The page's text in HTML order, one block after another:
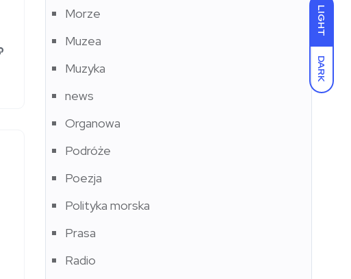
LIGHT
DARK
Morze
Muzea
Muzyka
news
Organowa
Podróże
Poezja
Polityka morska
Prasa
Radio